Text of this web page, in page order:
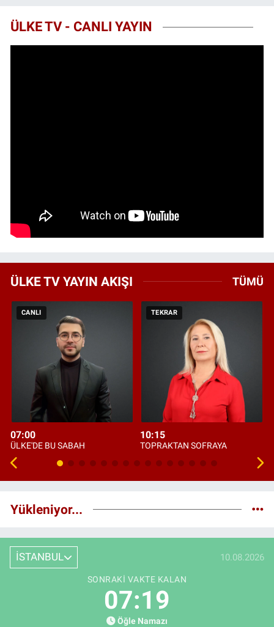
ÜLKE TV - CANLI YAYIN
ÜLKE TV YAYIN AKIŞI TÜMÜ
CANLI
07:00
ÜLKE'DE BU SABAH
TEKRAR
10:15
TOPRAKTAN SOFRAYA
Yükleniyor...
İSTANBUL 10.08.2026
SONRAKI VAKTE KALAN
07:18
Öğle Namazı